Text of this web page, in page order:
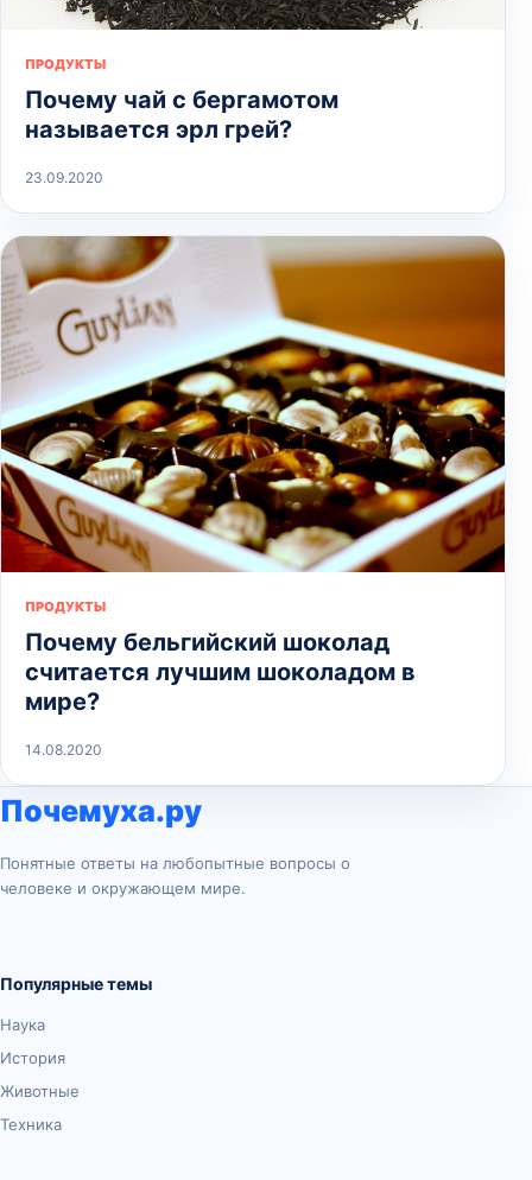
ПРОДУКТЫ
Почему чай с бергамотом
называется эрл грей?
23.09.2020
ПРОДУКТЫ
Почему бельгийский шоколад
считается лучшим шоколадом в
мире?
14.08.2020
Почемуха.ру
Понятные ответы на любопытные вопросы о
человеке и окружающем мире.
Популярные темы
Наука
История
Животные
Техника